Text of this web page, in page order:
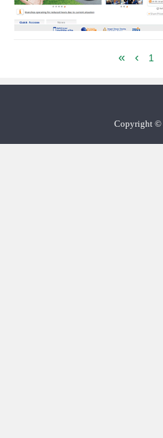
« ‹ 1
Copyright©